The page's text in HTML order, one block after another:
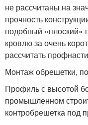
не рассчитаны на
прочность
подобный «плоский»
кровлю за очень
рассчитать
Монтаж обрешетки,
Профиль с высотой
промышленном
контробрешетка под